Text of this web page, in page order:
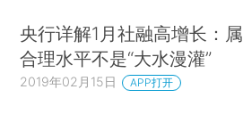
央行详解1月社融高增长：属
合理水平不是“大水漫灌”
2019年02月15日 APP打开